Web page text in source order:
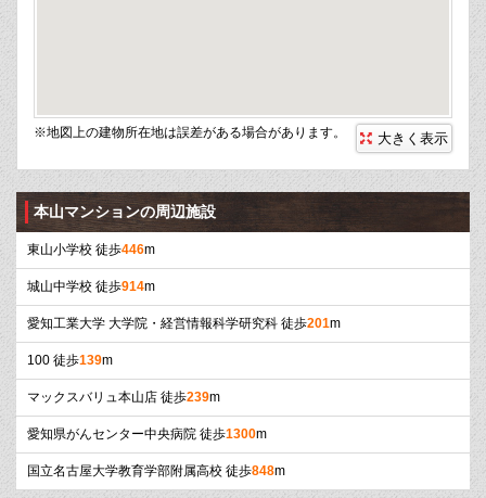
※地図上の建物所在地は誤差がある場合があります。 大きく表示
本山マンションの周辺施設
東山小学校 徒歩446m
城山中学校 徒歩914m
愛知工業大学 大学院・経営情報科学研究科 徒歩201m
100 徒歩139m
マックスバリュ本山店 徒歩239m
愛知県がんセンター中央病院 徒歩1300m
国立名古屋大学教育学部附属高校 徒歩848m